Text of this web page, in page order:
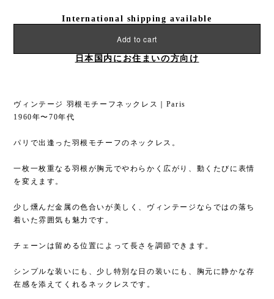
International shipping available
Add to cart
日本国内にお住まいの方向け
ヴィンテージ 羽根モチーフネックレス｜Paris
1960年〜70年代
パリで出逢った羽根モチーフのネックレス。
一枚一枚重なる羽根が胸元でやわらかく広がり、動くたびに表情
を変えます。
少し燻んだ金属の色合いが美しく、ヴィンテージならではの落ち
着いた雰囲気も魅力です。
チェーンは留める位置によって長さを調節できます。
シンプルな装いにも、少し特別な日の装いにも、胸元に静かな存
在感を添えてくれるネックレスです。